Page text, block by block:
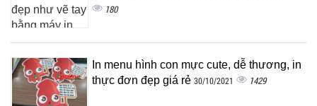
180
In menu hình con mực cute, dễ thương, in
thực đơn đẹp giá rẻ 30/10/2021 1429